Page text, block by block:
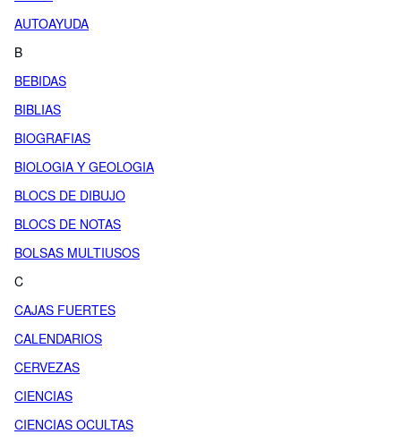
AUTOAYUDA
B
BEBIDAS
BIBLIAS
BIOGRAFIAS
BIOLOGIA Y GEOLOGIA
BLOCS DE DIBUJO
BLOCS DE NOTAS
BOLSAS MULTIUSOS
C
CAJAS FUERTES
CALENDARIOS
CERVEZAS
CIENCIAS
CIENCIAS OCULTAS